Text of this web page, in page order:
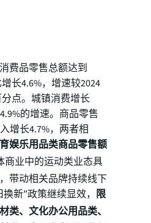
费品零售总额达到
长4.6%，增速较2024
点。城镇消费增长
的增速。商品零售
增长4.7%，两者相
娱乐用品类商品零售额
商业中的运动类业态具
带动相关品牌持续线下
新”政策继续显效， 限
类、文化办公用品类、